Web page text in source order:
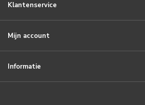
Klantenservice
Mijn account
Informatie